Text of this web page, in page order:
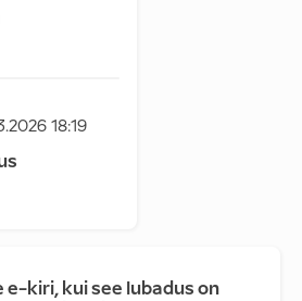
18:19
e-kiri, kui see lubadus on